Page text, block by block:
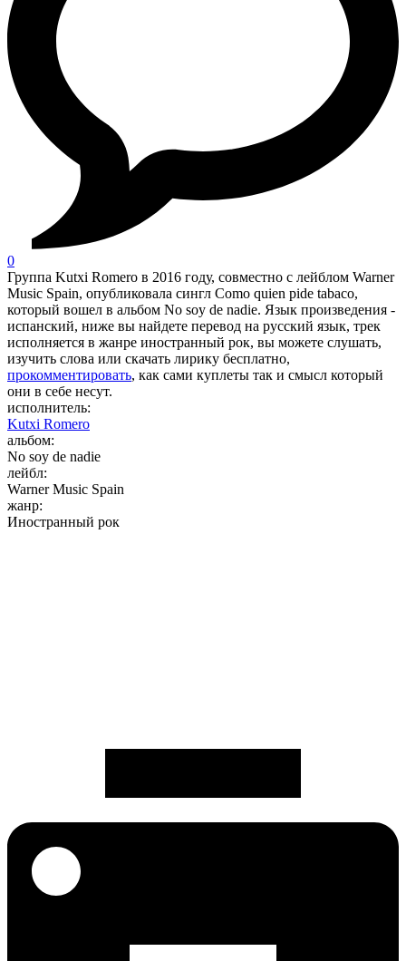
0
Группа Kutxi Romero в 2016 году, совместно с лейблом Warner
Music Spain, опубликовала сингл Como quien pide tabaco,
который вошел в альбом No soy de nadie. Язык произведения -
испанский, ниже вы найдете перевод на русский язык, трек
исполняется в жанре иностранный рок, вы можете слушать,
изучить слова или скачать лирику бесплатно,
прокомментировать, как сами куплеты так и смысл который
они в себе несут.
исполнитель:
Kutxi Romero
альбом:
No soy de nadie
лейбл:
Warner Music Spain
жанр:
Иностранный рок